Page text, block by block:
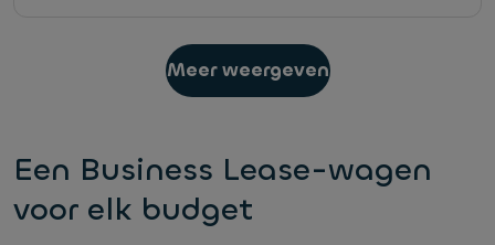
Meer weergeven
Een Business Lease-wagen
voor elk budget